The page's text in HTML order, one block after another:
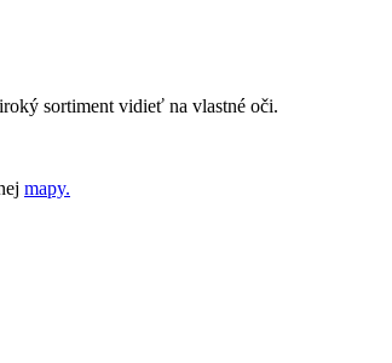
sortiment vidieť na vlastné oči.
mapy.